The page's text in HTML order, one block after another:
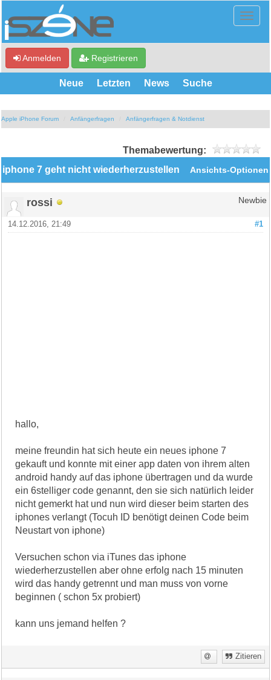
Anmelden Registrieren
Neue Letzten News Suche
Apple iPhone Forum Anfängerfragen Anfängerfragen & Notdienst
Themabewertung:
Ansichts-Optionen
iphone 7 geht nicht wiederherzustellen
rossi Newbie
#1
14.12.2016, 21:49
hallo,
meine freundin hat sich heute ein neues iphone 7
gekauft und konnte mit einer app daten von ihrem alten
android handy auf das iphone übertragen und da wurde
ein 6stelliger code genannt, den sie sich natürlich leider
nicht gemerkt hat und nun wird dieser beim starten des
iphones verlangt (Tocuh ID benötigt deinen Code beim
Neustart von iphone)
Versuchen schon via iTunes das iphone
wiederherzustellen aber ohne erfolg nach 15 minuten
wird das handy getrennt und man muss von vorne
beginnen ( schon 5x probiert)
kann uns jemand helfen ?
Zitieren